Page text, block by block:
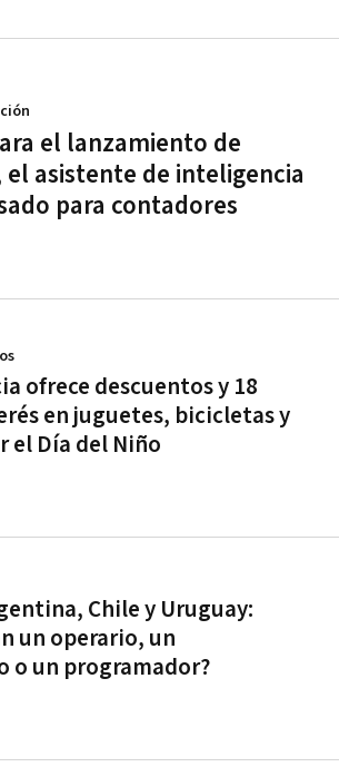
el lanzamiento de
asistente de inteligencia
para contadores
ofrece descuentos y 18
en juguetes, bicicletas y
el Día del Niño
Chile y Uruguay:
un operario, un
o un programador?